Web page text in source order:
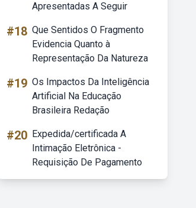
Apresentadas A Seguir
#18 Que Sentidos O Fragmento
Evidencia Quanto à
Representação Da Natureza
#19 Os Impactos Da Inteligência
Artificial Na Educação
Brasileira Redação
#20 Expedida/certificada A
Intimação Eletrônica -
Requisição De Pagamento